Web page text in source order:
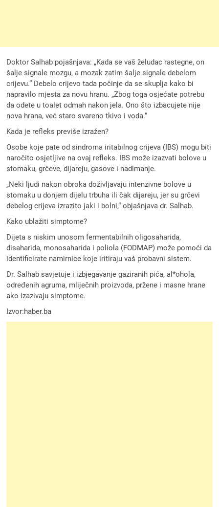
Doktor Salhab pojašnjava: „Kada se vaš želudac rastegne, on
šalje signale mozgu, a mozak zatim šalje signale debelom
crijevu.“ Debelo crijevo tada počinje da se skuplja kako bi
napravilo mjesta za novu hranu. „Zbog toga osjećate potrebu
da odete u toalet odmah nakon jela. Ono što izbacujete nije
nova hrana, već staro svareno tkivo i voda.“
Kada je refleks previše izražen?
Osobe koje pate od sindroma iritabilnog crijeva (IBS) mogu biti
naročito osjetljive na ovaj refleks. IBS može izazvati bolove u
stomaku, grčeve, dijareju, gasove i nadimanje.
„Neki ljudi nakon obroka doživljavaju intenzivne bolove u
stomaku u donjem dijelu trbuha ili čak dijareju, jer su grčevi
debelog crijeva izrazito jaki i bolni,“ objašnjava dr. Salhab.
Kako ublažiti simptome?
Dijeta s niskim unosom fermentabilnih oligosaharida,
disaharida, monosaharida i poliola (FODMAP) može pomoći da
identificirate namirnice koje iritiraju vaš probavni sistem.
Dr. Salhab savjetuje i izbjegavanje gaziranih pića, al*ohola,
određenih agruma, mliječnih proizvoda, pržene i masne hrane
ako izazivaju simptome.
Izvor:haber.ba